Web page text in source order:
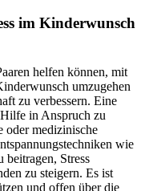
im Kinderwunsch
helfen können, mit
umzugehen
zu verbessern. Eine
in Anspruch zu
oder medizinische
wie
beitragen, Stress
zu steigern. Es ist
und offen über die